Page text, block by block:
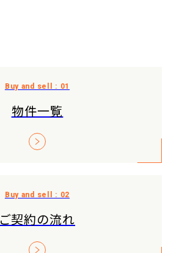
物件一覧
ご契約の流れ